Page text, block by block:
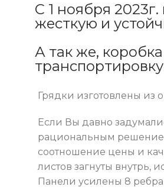
С 1 ноября
жесткую и
А так же,
Грядки изготовлены из
Если Вы давно
рациональным
соотношение цены и
листов загнуты внутрь,
Панели усилены 8